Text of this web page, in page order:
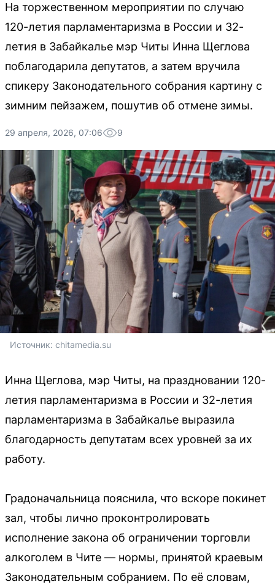
На торжественном мероприятии по случаю
120-летия парламентаризма в России и 32-
летия в Забайкалье мэр Читы Инна Щеглова
поблагодарила депутатов, а затем вручила
спикеру Законодательного собрания картину с
зимним пейзажем, пошутив об отмене зимы.
29 апреля, 2026, 07:06 9
Источник: chitamedia.su
Инна Щеглова, мэр Читы, на праздновании 120-
летия парламентаризма в России и 32-летия
парламентаризма в Забайкалье выразила
благодарность депутатам всех уровней за их
работу.
Градоначальница пояснила, что вскоре покинет
зал, чтобы лично проконтролировать
исполнение закона об ограничении торговли
алкоголем в Чите — нормы, принятой краевым
Законодательным собранием. По её словам,